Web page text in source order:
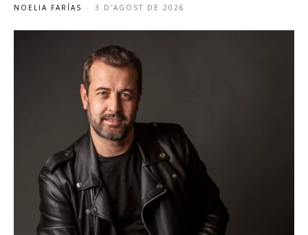
NOELIA FARÍAS - 3 D'AGOST DE 2026